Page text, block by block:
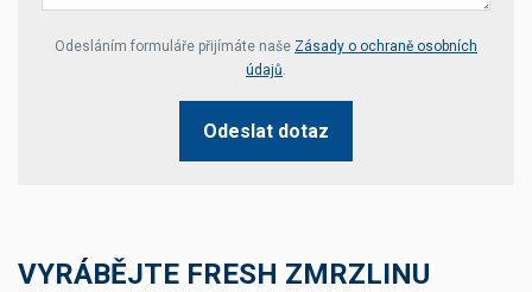
Your website *
Odesláním formuláře přijímáte naše Zásady o ochraně osobních
údajů.
Odeslat dotaz
VYRÁBĚJTE FRESH ZMRZLINU